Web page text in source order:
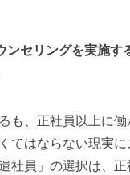
セリングを実施す
も、正社員以上に
はならない現実
社員」の選択は、